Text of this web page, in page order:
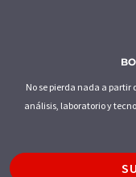
No se pierda nada a partir
análisis, laboratorio y